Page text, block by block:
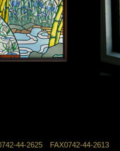
44-2625 FAX0742-44-2613